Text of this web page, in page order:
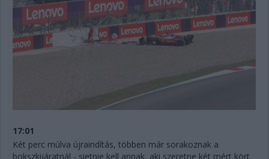
17:01
Két perc múlva újraindítás, többen már sorakoznak a
bokszkijáratnál - sietnie kell annak, aki szeretne két mért kört